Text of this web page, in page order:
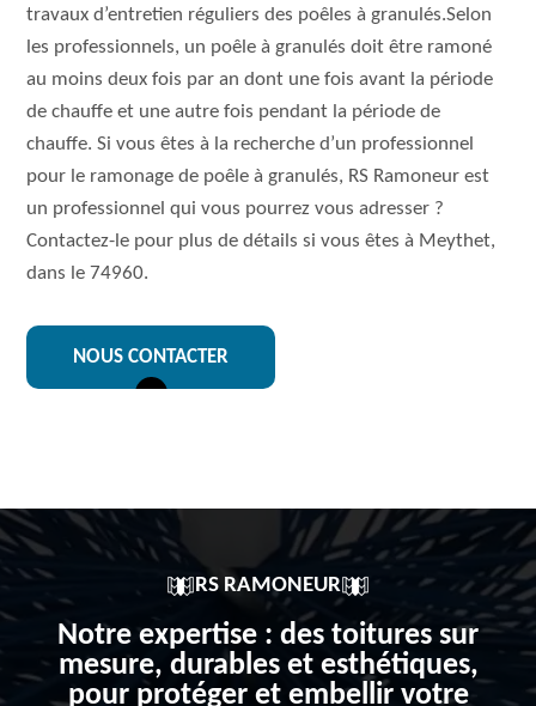
travaux d’entretien réguliers des poêles à granulés.Selon
les professionnels, un poêle à granulés doit être ramoné
au moins deux fois par an dont une fois avant la période
de chauffe et une autre fois pendant la période de
chauffe. Si vous êtes à la recherche d’un professionnel
pour le ramonage de poêle à granulés, RS Ramoneur est
un professionnel qui vous pourrez vous adresser ?
Contactez-le pour plus de détails si vous êtes à Meythet,
dans le 74960.
NOUS CONTACTER
RS RAMONEUR
Notre expertise : des toitures sur
mesure, durables et esthétiques,
pour protéger et embellir votre